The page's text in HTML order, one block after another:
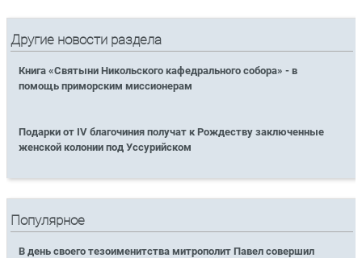
Другие новости раздела
Книга «Святыни Никольского кафедрального собора» - в
помощь приморским миссионерам
Подарки от IV благочиния получат к Рождеству заключенные
женской колонии под Уссурийском
Популярное
В день своего тезоименитства митрополит Павел совершил